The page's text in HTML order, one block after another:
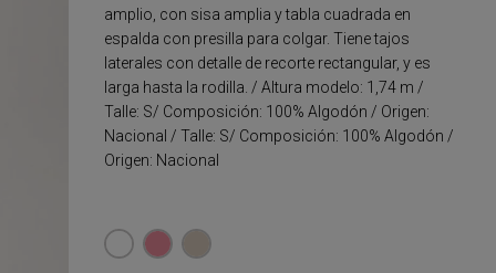
amplio, con sisa amplia y tabla cuadrada en
espalda con presilla para colgar. Tiene tajos
laterales con detalle de recorte rectangular, y es
larga hasta la rodilla. / Altura modelo: 1,74 m /
Talle: S/ Composición: 100% Algodón / Origen:
Nacional / Talle: S/ Composición: 100% Algodón /
Origen: Nacional